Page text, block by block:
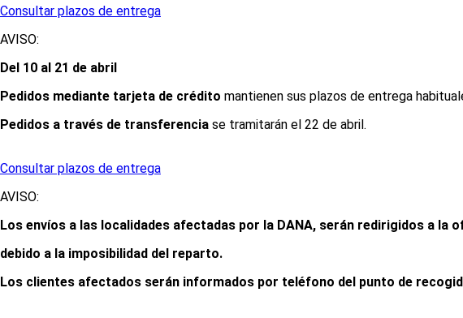
Consultar plazos de entrega
AVISO:
Del 10 al 21 de abril
Pedidos mediante tarjeta de crédito mantienen sus plazos de entrega
Pedidos a través de transferencia se tramitarán el 22 de abril.
Consultar plazos de entrega
AVISO:
Los envíos a las localidades afectadas por la DANA, serán redirigidos a la
debido a la imposibilidad del reparto.
Los clientes afectados serán informados por teléfono del punto de